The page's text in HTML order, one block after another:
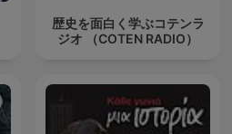
歴史を面白く学ぶコテンラ
ジオ （COTEN RADIO）